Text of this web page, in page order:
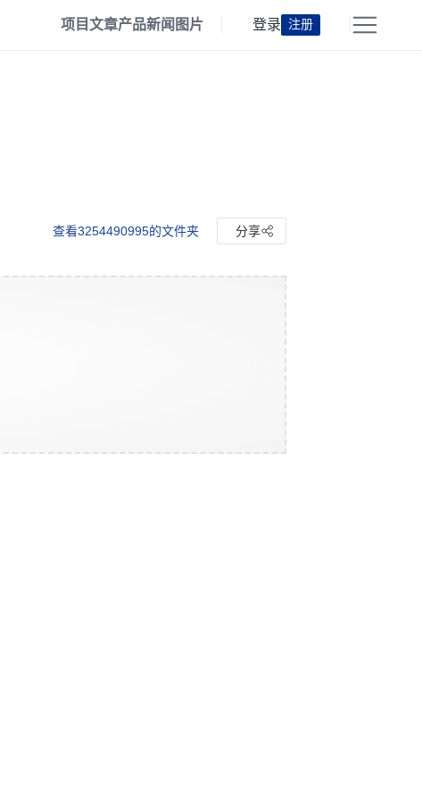
项目文章产品新闻 图片 登录 注册
查看3254490995的文件夹 分享